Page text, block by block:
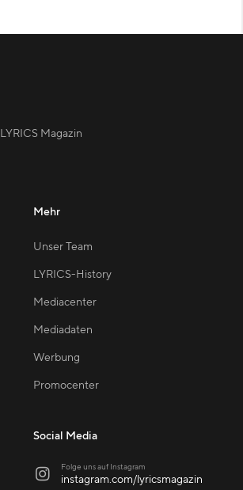
LYRICS Magazin
Mehr
Unser Team
LYRICS-History
Mediacenter
Mediadaten
Werbung
Promocenter
Social Media
 Folge uns auf Instagram
instagram.com/lyricsmagazin